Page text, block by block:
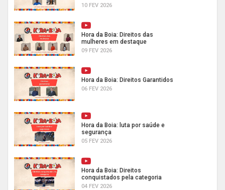
10 FEV 2026
Hora da Boia: Direitos das
mulheres em destaque
09 FEV 2026
Hora da Boia: Direitos Garantidos
06 FEV 2026
Hora da Boia: luta por saúde e
segurança
05 FEV 2026
Hora da Boia: Direitos
conquistados pela categoria
04 FEV 2026